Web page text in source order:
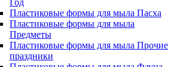
Пластиковые формы для мыла Пасха
Пластиковые формы для мыла
Предметы
Пластиковые формы для мыла Прочие
праздники